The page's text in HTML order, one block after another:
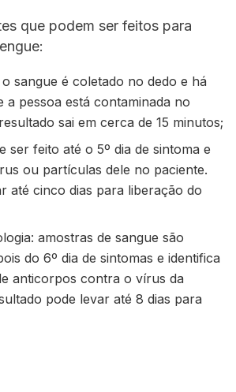
que podem ser feitos para
sangue é coletado no dedo e há
a pessoa está contaminada no
sai em cerca de 15 minutos;
ser feito até o 5º dia de sintoma e
ou partículas dele no paciente.
até cinco dias para liberação do
amostras de sangue são
do 6º dia de sintomas e identifica
anticorpos contra o vírus da
pode levar até 8 dias para